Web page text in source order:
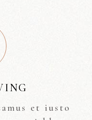
et iusto